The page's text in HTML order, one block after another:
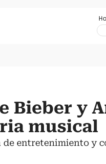
Bieber y
musical
de entretenimiento y